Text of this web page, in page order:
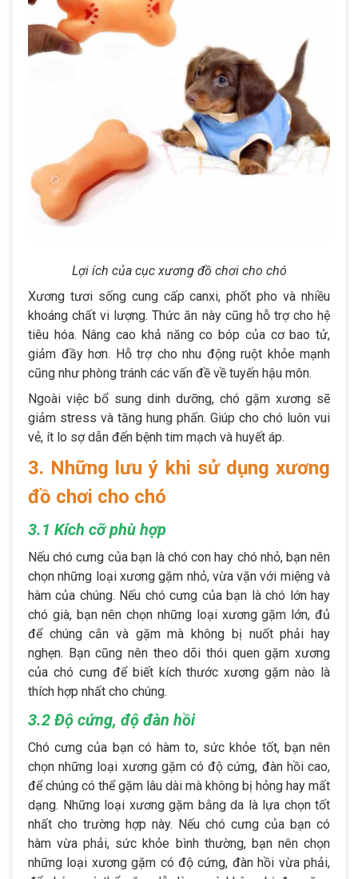
Lợi ích của cục xương đồ chơi cho chó
Xương tươi sống cung cấp canxi, phốt pho và nhiều
khoáng chất vi lượng. Thức ăn này cũng hỗ trợ cho hệ
tiêu hóa. Nâng cao khả năng co bóp của cơ bao tử,
giảm đầy hơn. Hỗ trợ cho nhu động ruột khỏe mạnh
cũng như phòng tránh các vấn đề về tuyến hậu môn.
Ngoài việc bổ sung dinh dưỡng, chó gặm xương sẽ
giảm stress và tăng hung phấn. Giúp cho chó luôn vui
vẻ, ít lo sợ dẫn đến bệnh tim mạch và huyết áp.
3. Những lưu ý khi sử dụng xương
đồ chơi cho chó
3.1 Kích cỡ phù hợp
Nếu chó cưng của bạn là chó con hay chó nhỏ, bạn nên
chọn những loại xương gặm nhỏ, vừa vặn với miệng và
hàm của chúng. Nếu chó cưng của bạn là chó lớn hay
chó già, bạn nên chọn những loại xương gặm lớn, đủ
để chúng cắn và gặm mà không bị nuốt phải hay
nghẹn. Bạn cũng nên theo dõi thói quen gặm xương
của chó cưng để biết kích thước xương gặm nào là
thích hợp nhất cho chúng.
3.2 Độ cứng, độ đàn hồi
Chó cưng của bạn có hàm to, sức khỏe tốt, bạn nên
chọn những loại xương gặm có độ cứng, đàn hồi cao,
để chúng có thể gặm lâu dài mà không bị hỏng hay mất
dạng. Những loại xương gặm bằng da là lựa chọn tốt
nhất cho trường hợp này. Nếu chó cưng của bạn có
hàm vừa phải, sức khỏe bình thường, bạn nên chọn
những loại xương gặm có độ cứng, đàn hồi vừa phải,